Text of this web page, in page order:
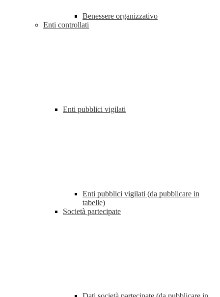
Benessere organizzativo
Enti controllati
Enti pubblici vigilati
Enti pubblici vigilati (da pubblicare in
tabelle)
Società partecipate